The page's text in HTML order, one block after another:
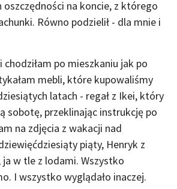
oszczędności na koncie, z którego
Równo podzielił - dla mnie i
chodziłam po mieszkaniu jak po
mebli, które kupowaliśmy
latach - regał z Ikei, który
sobotę, przeklinając instrukcję po
na zdjęcia z wakacji nad
piąty, Henryk z
ja w tle z lodami. Wszystko
I wszystko wyglądało inaczej.